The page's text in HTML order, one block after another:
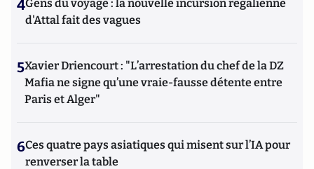
4Gens du voyage : la nouvelle incursion régalienne
d'Attal fait des vagues
5Xavier Driencourt : "L’arrestation du chef de la DZ
Mafia ne signe qu’une vraie-fausse détente entre
Paris et Alger"
6Ces quatre pays asiatiques qui misent sur l’IA pour
renverser la table